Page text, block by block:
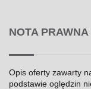
NOTA PRAWNA
Opis oferty zawarty
podstawie oględzin